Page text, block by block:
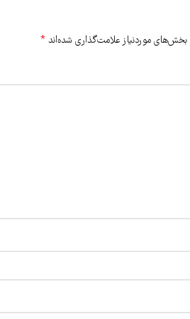
بخش‌های موردنیاز علامت‌گذاری شده‌اند *